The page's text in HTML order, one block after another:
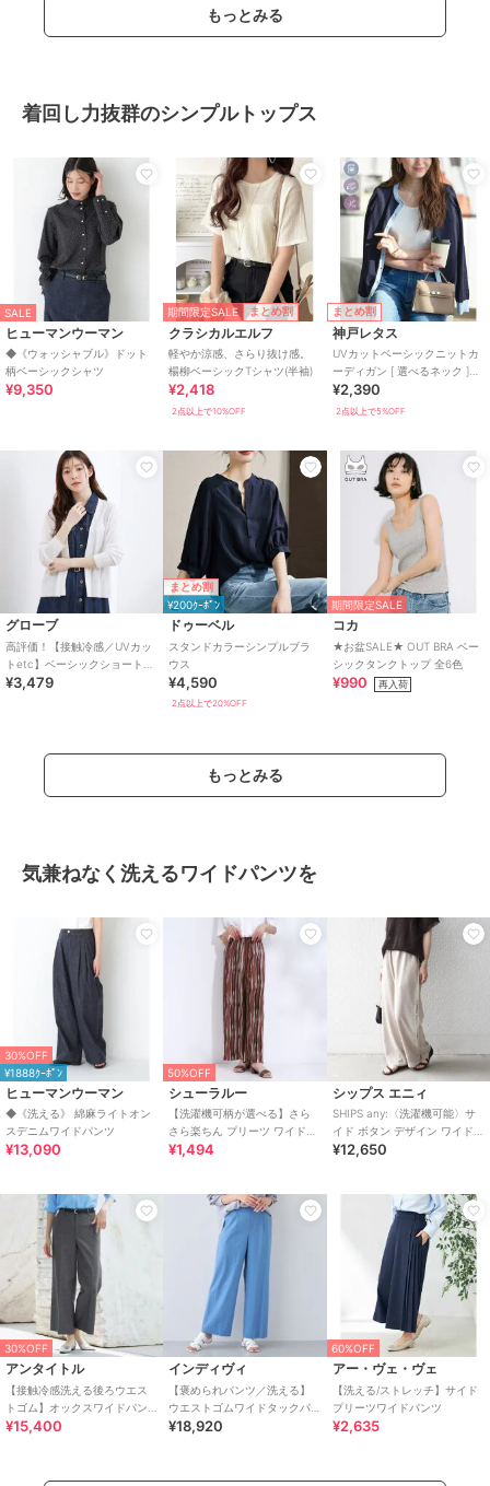
もっとみる
着回し力抜群のシンプルトップス
SALE
ヒューマンウーマン
◆《ウォッシャブル》ドット
柄ベーシックシャツ
¥9,350
期間限定SALE まとめ割
クラシカルエルフ
軽やか涼感、さらり抜け感。
楊柳ベーシックTシャツ(半袖)
¥2,418
2点以上で10%OFF
まとめ割
神戸レタス
UVカットベーシックニットカ
ーディガン [ 選べるネック ]
[C6886]
¥2,390
2点以上で5%OFF
グローブ
高評価！【接触冷感／UVカッ
トetc】ベーシックショートカ
ーディガン
¥3,479
まとめ割
¥200ｸｰﾎﾟﾝ
ドゥーベル
スタンドカラーシンプルブラ
ウス
¥4,590
2点以上で20%OFF
期間限定SALE
コカ
★お盆SALE★ OUT BRA ベー
シックタンクトップ 全6色
¥990 再入荷
もっとみる
気兼ねなく洗えるワイドパンツを
30%OFF
¥1888ｸｰﾎﾟﾝ
ヒューマンウーマン
◆《洗える》 綿麻ライトオン
スデニムワイドパンツ
¥13,090
50%OFF
シューラルー
【洗濯機可柄が選べる】さら
さら楽ちん プリーツ ワイドパ
ンツ
¥1,494
シップス エニィ
SHIPS any:〈洗濯機可能〉サ
イド ボタン デザイン ワイド
イージー パンツ
¥12,650
30%OFF
アンタイトル
【接触冷感洗える後ろウエス
トゴム】オックスワイドパン
ツ
¥15,400
インディヴィ
【褒められパンツ／洗える】
ウエストゴムワイドタックパ
ンツ
¥18,920
60%OFF
アー・ヴェ・ヴェ
【洗える/ストレッチ】サイド
プリーツワイドパンツ
¥2,635